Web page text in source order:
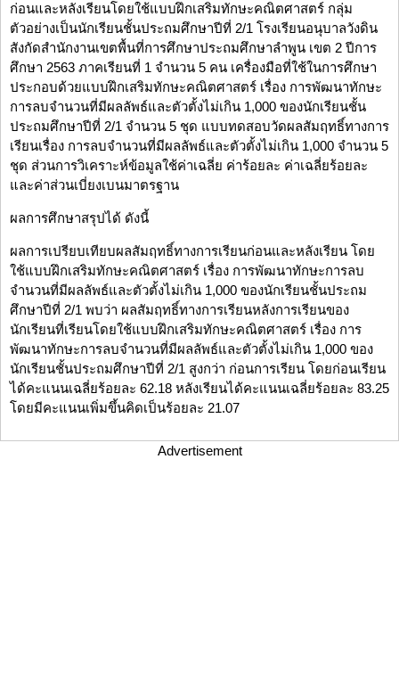
ก่อนและหลังเรียนโดยใช้แบบฝึกเสริมทักษะคณิตศาสตร์ กลุ่ม
ตัวอย่างเป็นนักเรียนชั้นประถมศึกษาปีที่ 2/1 โรงเรียนอนุบาลวังดิน
สังกัดสำนักงานเขตพื้นที่การศึกษาประถมศึกษาลำพูน เขต 2 ปีการ
ศึกษา 2563 ภาคเรียนที่ 1 จำนวน 5 คน เครื่องมือที่ใช้ในการศึกษา
ประกอบด้วยแบบฝึกเสริมทักษะคณิตศาสตร์ เรื่อง การพัฒนาทักษะ
การลบจำนวนที่มีผลลัพธ์และตัวตั้งไม่เกิน 1,000 ของนักเรียนชั้น
ประถมศึกษาปีที่ 2/1 จำนวน 5 ชุด แบบทดสอบวัดผลสัมฤทธิ์ทางการ
เรียนเรื่อง การลบจำนวนที่มีผลลัพธ์และตัวตั้งไม่เกิน 1,000 จำนวน 5
ชุด ส่วนการวิเคราะห์ข้อมูลใช้ค่าเฉลี่ย ค่าร้อยละ ค่าเฉลี่ยร้อยละ
และค่าส่วนเบี่ยงเบนมาตรฐาน
ผลการศึกษาสรุปได้ ดังนี้
ผลการเปรียบเทียบผลสัมฤทธิ์ทางการเรียนก่อนและหลังเรียน โดย
ใช้แบบฝึกเสริมทักษะคณิตศาสตร์ เรื่อง การพัฒนาทักษะการลบ
จำนวนที่มีผลลัพธ์และตัวตั้งไม่เกิน 1,000 ของนักเรียนชั้นประถม
ศึกษาปีที่ 2/1 พบว่า ผลสัมฤทธิ์ทางการเรียนหลังการเรียนของ
นักเรียนที่เรียนโดยใช้แบบฝึกเสริมทักษะคณิตศาสตร์ เรื่อง การ
พัฒนาทักษะการลบจำนวนที่มีผลลัพธ์และตัวตั้งไม่เกิน 1,000 ของ
นักเรียนชั้นประถมศึกษาปีที่ 2/1 สูงกว่า ก่อนการเรียน โดยก่อนเรียน
ได้คะแนนเฉลี่ยร้อยละ 62.18 หลังเรียนได้คะแนนเฉลี่ยร้อยละ 83.25
โดยมีคะแนนเพิ่มขึ้นคิดเป็นร้อยละ 21.07
Advertisement